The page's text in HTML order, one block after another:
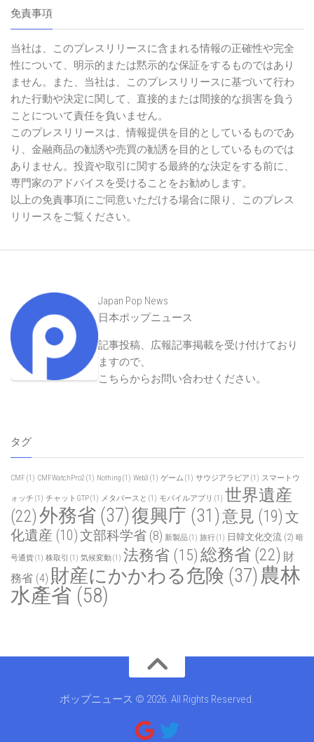
免責事項
当社は、このプレスリリースに含まれる情報の正確性や完全
性について、明示的または黙示的な保証をするものではあり
ません。また、当社は、このプレスリリースに基づいて行わ
れた行動や決定に関して、直接的または間接的な損害を負う
ことについて責任を負いません。
このプレスリリースは、情報提供を目的としているものであ
り、金融商品の勧誘や売買の勧誘を目的としているものでは
ありません。投資や取引に関する最終的な決定をする前に、
専門家のアドバイスを受けることをお勧めします。
以上の免責事項にご同意いただける場合に限り、このプレス
リリースをご覧ください。
Japan Pop News
日本ポップニュース
記事投稿、広報記事掲載を受け付けており
ますので、
こちらからお問い合わせください。
タグ
CMF (1) CMFWatchPro2 (1) Nothing (1) Web3 (1) ゲーム (1) サウジアラビア (1) スマートウ
ォッチ (1) チャットGTP(1) メタバースと (1) モバイルアプリ (1) 世界遺産
(22)外務省 (37)復興庁 (31)意見 (19) 文
化遺産 (10)文部科学省 (8) 新製品(1) 旅行(1) 日韓文化交流 (2) 暗
号通貨(1) 株取引 (1) 気候変動(1) 法務省 (15) 総務省 (22) 財
務省 (4) 財産にかかわる危険 (37) 農林
水產省 (58)
ポップニュース © 2026. All Rights Reserved.